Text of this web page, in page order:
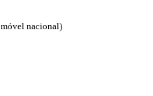
móvel nacional)